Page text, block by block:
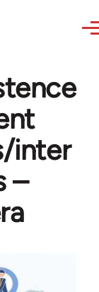
inter
–